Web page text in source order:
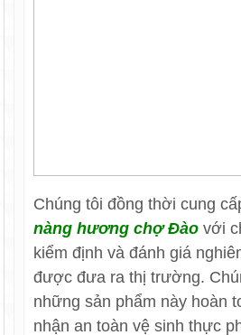
Chúng tôi đồng thời cung
nàng hương chợ Đào với
kiểm định và đánh giá
được đưa ra thị trường.
những sản phẩm này hoàn
nhận an toàn vệ sinh thực